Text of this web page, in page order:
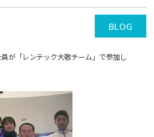
BLOG
が「レンテック大敬チーム」で参加し